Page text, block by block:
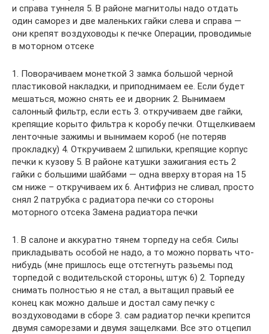
и справа туннеля 5. В районе магнитолы надо отдать
один саморез и две маленьких гайки слева и справа —
они крепят воздуховоды к печке Операции, проводимые
в моторном отсеке
1. Поворачиваем монеткой 3 замка большой черной
пластиковой накладки, и приподнимаем ее. Если будет
мешаться, можно снять ее и дворник 2. Вынимаем
салонный фильтр, если есть 3. откручиваем две гайки,
крепящие корыто фильтра к коробу печки. Отщелкиваем
ленточные зажимы и вынимаем короб (не потеряв
прокладку) 4. Откручиваем 2 шпильки, крепящие корпус
печки к кузову 5. В районе катушки зажигания есть 2
гайки с большими шайбами — одна вверху вторая на 15
см ниже – откручиваем их 6. Антифриз не сливал, просто
снял 2 патрубка с радиатора печки со стороны
моторного отсека Замена радиатора печки
1. В салоне и аккуратно тянем торпеду на себя. Силы
прикладывать особой не надо, а то можно порвать что-
нибудь (мне пришлось еще отстегнуть разьемы под
торпедой с водительской стороны, штук 6) 2. Торпеду
снимать полностью я не стал, а вытащил правый ее
конец как можно дальше и достал саму печку с
воздуховодами в сборе 3. сам радиатор печки крепится
двумя саморезами и двумя защелками. Все это отцепил